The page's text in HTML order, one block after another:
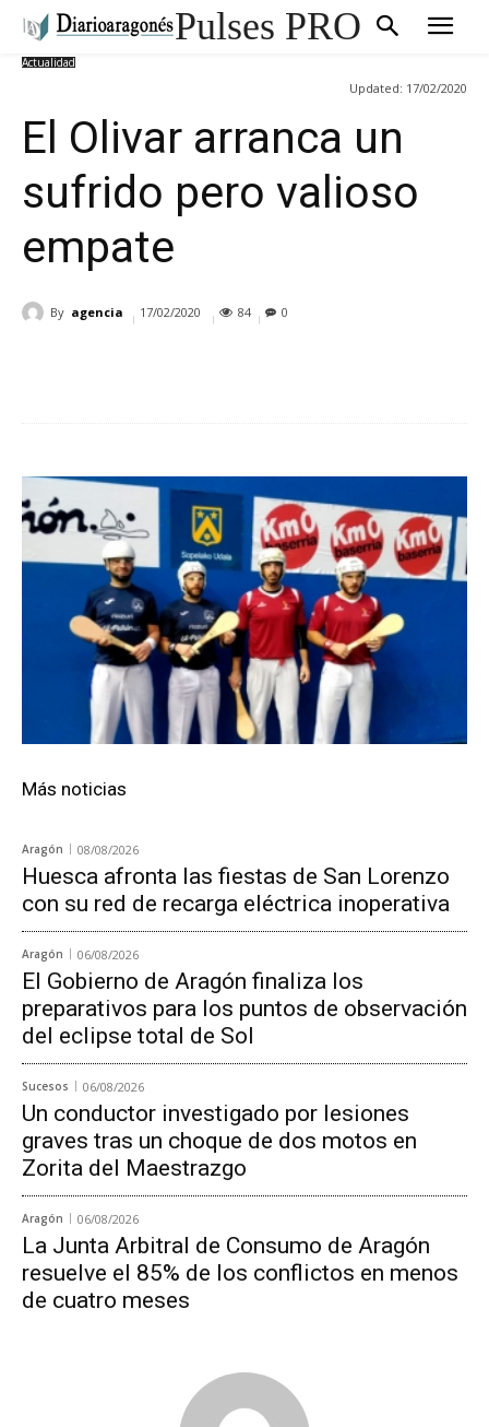
Pulses PRO
Actualidad
Updated: 17/02/2020
El Olivar arranca un
sufrido pero valioso
empate
By agencia 17/02/2020 84 0
Más noticias
Aragón 08/08/2026
Huesca afronta las fiestas de San Lorenzo
con su red de recarga eléctrica inoperativa
Aragón 06/08/2026
El Gobierno de Aragón finaliza los
preparativos para los puntos de observación
del eclipse total de Sol
Sucesos 06/08/2026
Un conductor investigado por lesiones
graves tras un choque de dos motos en
Zorita del Maestrazgo
Aragón 06/08/2026
La Junta Arbitral de Consumo de Aragón
resuelve el 85% de los conflictos en menos
de cuatro meses